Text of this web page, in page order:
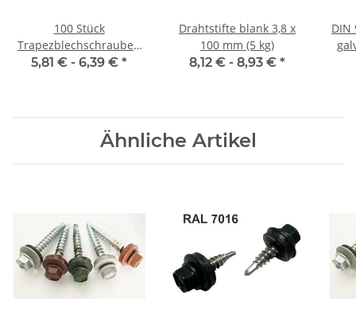
100 Stück
Trapezblechschrauben
4,8x35 mm
5,81 € - 6,39 € *
Drahtstifte blank 3,8 x
100 mm (5 kg)
8,12 € - 8,93 € *
DIN
Ähnliche Artikel